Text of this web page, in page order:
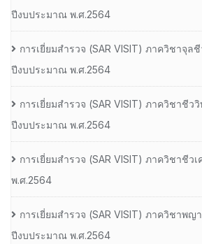
ปีงบประมาณ พ.ศ.2564
การเยี่ยมสํารวจ (SAR VISIT) ภาควิชาจุล
ปีงบประมาณ พ.ศ.2564
การเยี่ยมสํารวจ (SAR VISIT) ภาควิชาชีว
ปีงบประมาณ พ.ศ.2564
การเยี่ยมสํารวจ (SAR VISIT) ภาควิชาชีว
พ.ศ.2564
การเยี่ยมสํารวจ (SAR VISIT) ภาควิชาพญ
ปีงบประมาณ พ.ศ.2564